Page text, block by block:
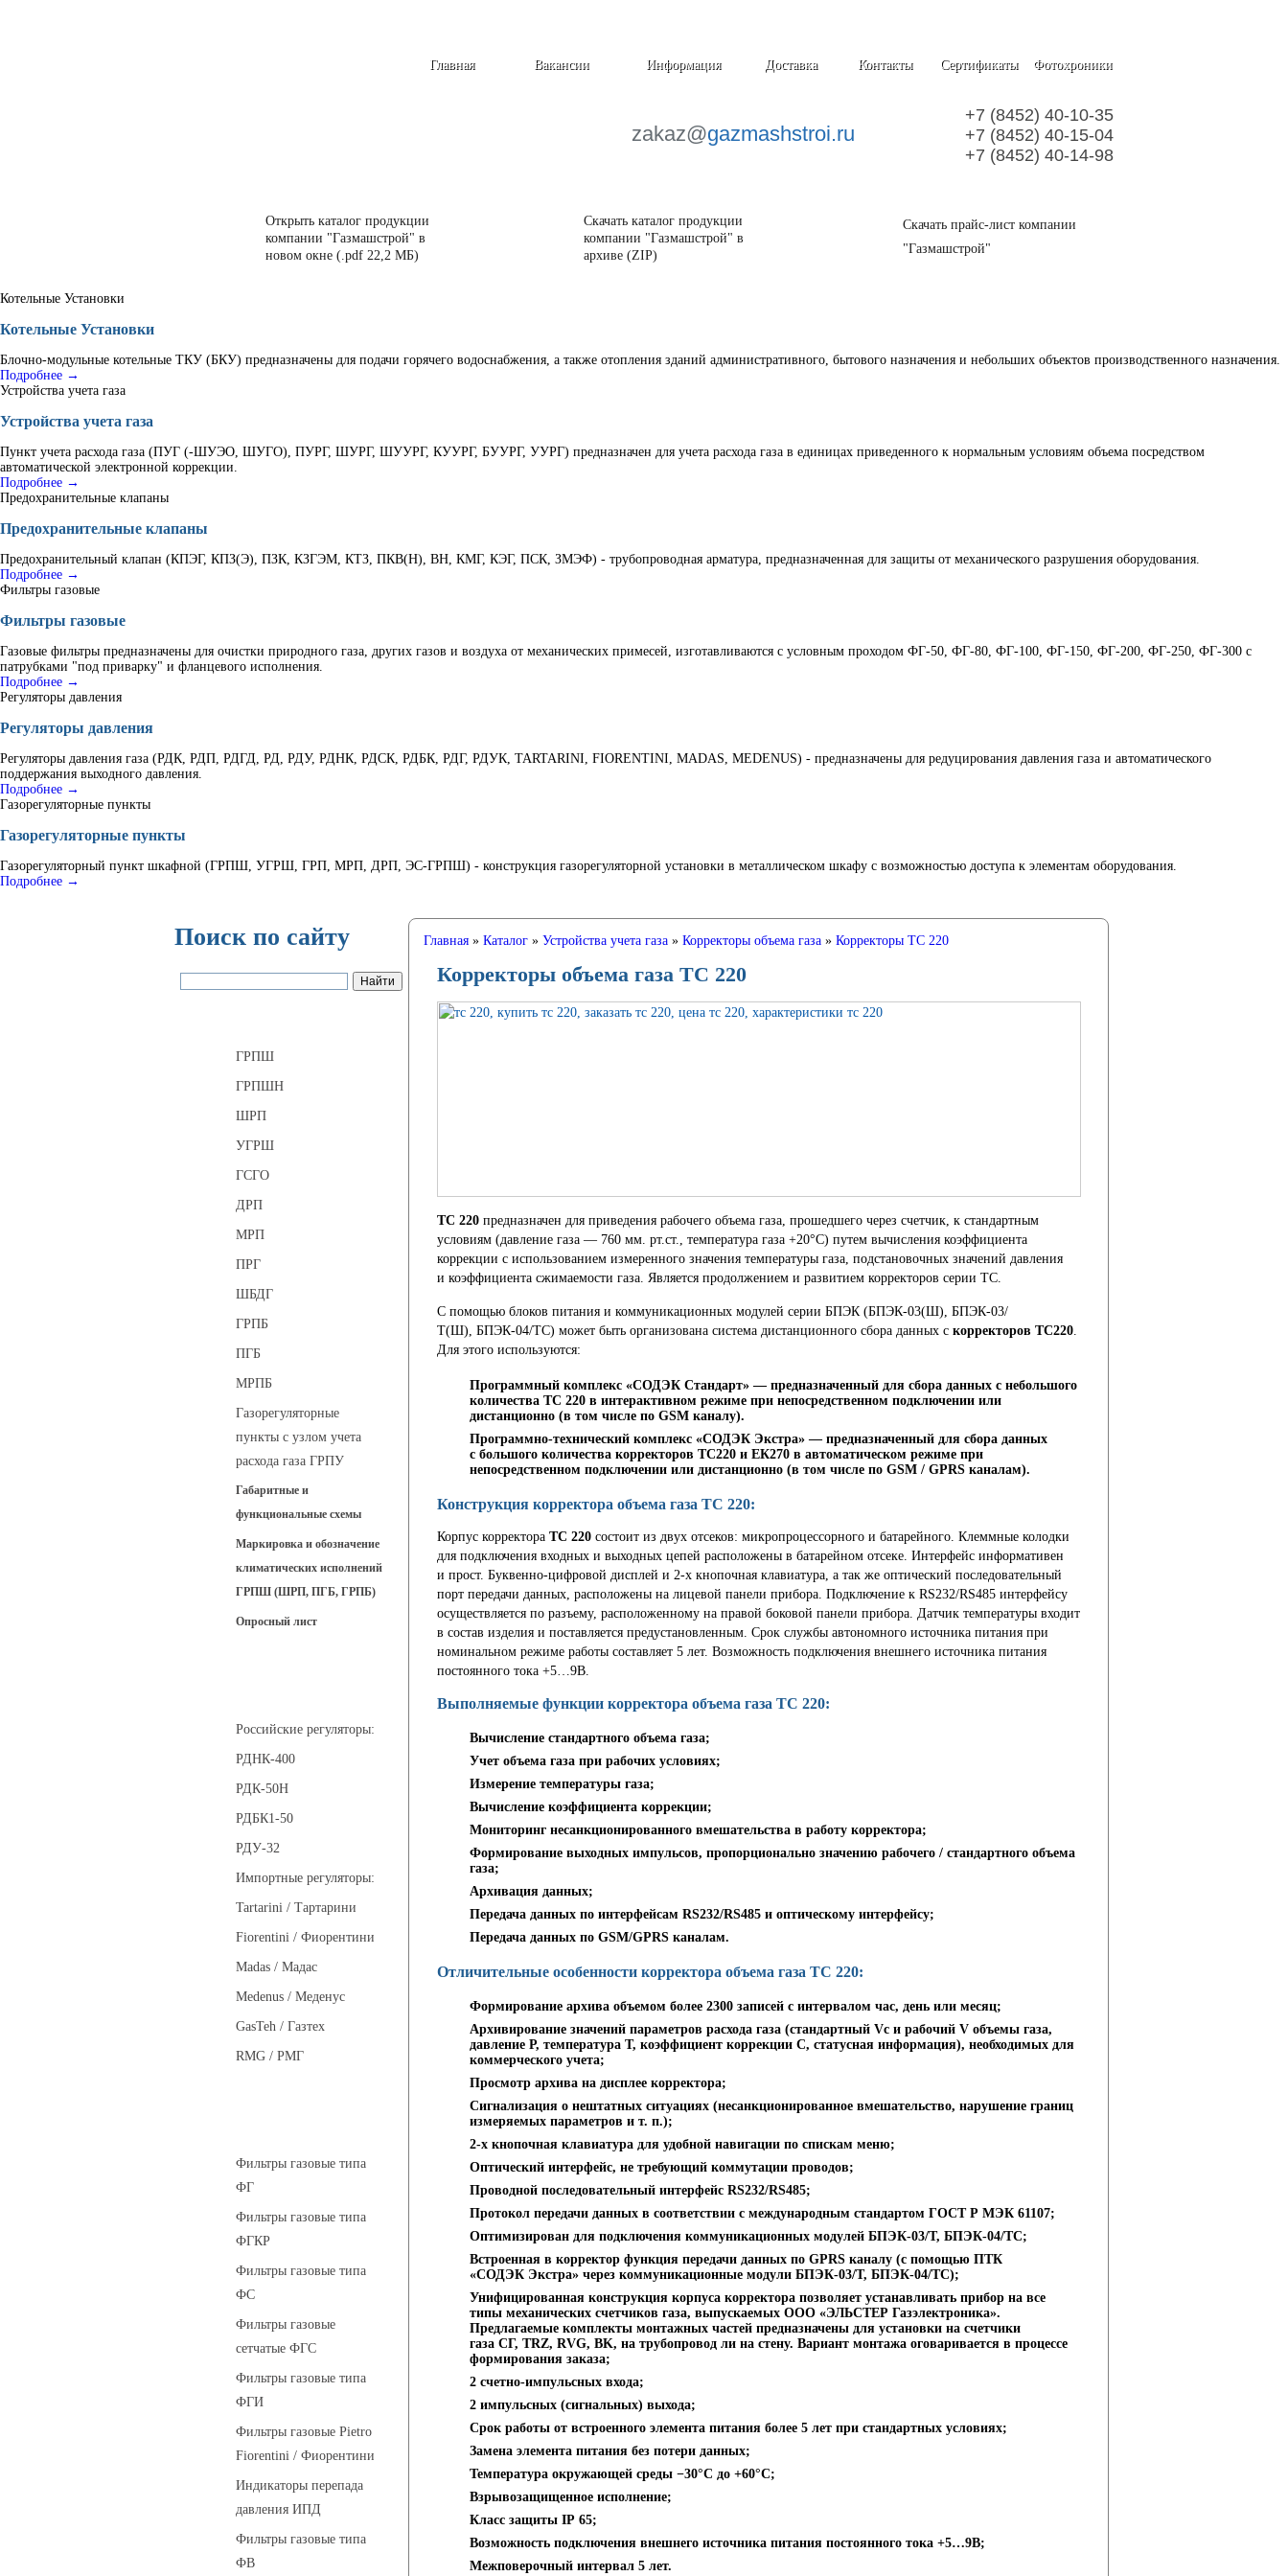
Фотохроники
Сертификаты
Контакты
Доставка
Информация
Вакансии
Главная
zakaz@gazmashstroi.ru
+7 (8452) 40-10-35
+7 (8452) 40-15-04
+7 (8452) 40-14-98
Открыть каталог продукции
компании "Газмашстрой" в
новом окне (.pdf 22,2 МБ)
Скачать каталог продукции
компании "Газмашстрой" в
архиве (ZIP)
Скачать прайс-лист компании
"Газмашстрой"
Котельные Установки
Котельные Установки
Блочно-модульные котельные ТКУ (БКУ) предназначены для подачи горячего водоснабжения, а также отопления зданий административного, бытового назначения и небольших объектов производственного назначения.
Подробнее →
Устройства учета газа
Устройства учета газа
Пункт учета расхода газа (ПУГ (-ШУЭО, ШУГО), ПУРГ, ШУРГ, ШУУРГ, КУУРГ, БУУРГ, УУРГ) предназначен для учета расхода газа в единицах приведенного к нормальным условиям объема посредством
автоматической электронной коррекции.
Подробнее →
Предохранительные клапаны
Предохранительные клапаны
Предохранительный клапан (КПЭГ, КПЗ(Э), ПЗК, КЗГЭМ, КТЗ, ПКВ(Н), ВН, КМГ, КЭГ, ПСК, ЗМЭФ) - трубопроводная арматура, предназначенная для защиты от механического разрушения оборудования.
Подробнее →
Фильтры газовые
Фильтры газовые
Газовые фильтры предназначены для очистки природного газа, других газов и воздуха от механических примесей, изготавливаются с условным проходом ФГ-50, ФГ-80, ФГ-100, ФГ-150, ФГ-200, ФГ-250, ФГ-300 с
патрубками "под приварку" и фланцевого исполнения.
Подробнее →
Регуляторы давления
Регуляторы давления
Регуляторы давления газа (РДК, РДП, РДГД, РД, РДУ, РДНК, РДСК, РДБК, РДГ, РДУК, TARTARINI, FIORENTINI, MADAS, MEDENUS) - предназначены для редуцирования давления газа и автоматического
поддержания выходного давления.
Подробнее →
Газорегуляторные пункты
Газорегуляторные пункты
Газорегуляторный пункт шкафной (ГРПШ, УГРШ, ГРП, МРП, ДРП, ЭС-ГРПШ) - конструкция газорегуляторной установки в металлическом шкафу с возможностью доступа к элементам оборудования.
Подробнее →
Поиск по сайту
ГРПШ
ГРПШН
ШРП
УГРШ
ГСГО
ДРП
МРП
ПРГ
ШБДГ
ГРПБ
ПГБ
МРПБ
Газорегуляторные
пункты с узлом учета
расхода газа ГРПУ
Габаритные и
функциональные схемы
Маркировка и обозначение
климатических исполнений
ГРПШ (ШРП, ПГБ, ГРПБ)
Опросный лист
Российские регуляторы:
РДНК-400
РДК-50Н
РДБК1-50
РДУ-32
Импортные регуляторы:
Tartarini / Тартарини
Fiorentini / Фиорентини
Madas / Мадас
Medenus / Меденус
GasTeh / Газтех
RMG / РМГ
Фильтры газовые типа
ФГ
Фильтры газовые типа
ФГКР
Фильтры газовые типа
ФС
Фильтры газовые
сетчатые ФГС
Фильтры газовые типа
ФГИ
Фильтры газовые Pietro
Fiorentini / Фиорентини
Индикаторы перепада
давления ИПД
Фильтры газовые типа
ФВ
Главная» Каталог» Устройства учета газа» Корректоры объема газа» Корректоры ТС 220
Корректоры объема газа ТС 220
ТС 220предназначен для приведения рабочего объема газа, прошедшего через счетчик, к стандартным
условиям (давление газа — 760 мм. рт.ст., температура газа +20°С) путем вычисления коэффициента
коррекции с использованием измеренного значения температуры газа, подстановочных значений давления
и коэффициента сжимаемости газа. Является продолжением и развитием корректоров серии ТС.
С помощью блоков питания и коммуникационных модулей серии БПЭК (БПЭК-03(Ш), БПЭК-03/
Т(Ш), БПЭК-04/ТС) может быть организована система дистанционного сбора данных с корректоров ТС220.
Для этого используются:
Программный комплекс «СОДЭК Стандарт» — предназначенный для сбора данных с небольшого
количества ТС 220в интерактивном режиме при непосредственном подключении или
дистанционно (в том числе по GSM каналу).
Программно-технический комплекс «СОДЭК Экстра» — предназначенный для сбора данных
с большого количества корректоров ТС220и ЕК270в автоматическом режиме при
непосредственном подключении или дистанционно (в том числе по GSM / GPRS каналам).
Конструкция корректора объема газа ТС 220:
Корпус корректора ТС 220состоит из двух отсеков: микропроцессорного и батарейного. Клеммные колодки
для подключения входных и выходных цепей расположены в батарейном отсеке. Интерфейс информативен
и прост. Буквенно-цифровой дисплей и 2-х кнопочная клавиатура, а так же оптический последовательный
порт передачи данных, расположены на лицевой панели прибора. Подключение к RS232/RS485 интерфейсу
осуществляется по разъему, расположенному на правой боковой панели прибора. Датчик температуры входит
в состав изделия и поставляется предустановленным. Срок службы автономного источника питания при
номинальном режиме работы составляет 5 лет. Возможность подключения внешнего источника питания
постоянного тока +5…9В.
Выполняемые функции корректора объема газа ТС 220:
Вычисление стандартного объема газа;
Учет объема газа при рабочих условиях;
Измерение температуры газа;
Вычисление коэффициента коррекции;
Мониторинг несанкционированного вмешательства в работу корректора;
Формирование выходных импульсов, пропорционально значению рабочего / стандартного объема
газа;
Архивация данных;
Передача данных по интерфейсам RS232/RS485 и оптическому интерфейсу;
Передача данных по GSM/GPRS каналам.
Отличительные особенности корректора объема газа ТС 220:
Формирование архива объемом более 2300 записей с интервалом час, день или месяц;
Архивирование значений параметров расхода газа (стандартный Vс и рабочий V объемы газа,
давление Р, температура Т, коэффициент коррекции С, статусная информация), необходимых для
коммерческого учета;
Просмотр архива на дисплее корректора;
Сигнализация о нештатных ситуациях (несанкционированное вмешательство, нарушение границ
измеряемых параметров и т. п.);
2-х кнопочная клавиатура для удобной навигации по спискам меню;
Оптический интерфейс, не требующий коммутации проводов;
Проводной последовательный интерфейс RS232/RS485;
Протокол передачи данных в соответствии с международным стандартом ГОСТ Р МЭК 61107;
Оптимизирован для подключения коммуникационных модулей БПЭК-03/Т, БПЭК-04/ТС;
Встроенная в корректор функция передачи данных по GPRS каналу (с помощью ПТК
«СОДЭК Экстра» через коммуникационные модули БПЭК-03/Т, БПЭК-04/ТС);
Унифицированная конструкция корпуса корректора позволяет устанавливать прибор на все
типы механических счетчиков газа, выпускаемых ООО «ЭЛЬСТЕР Газэлектроника».
Предлагаемые комплекты монтажных частей предназначены для установки на счетчики
газа СГ, TRZ, RVG, BK, на трубопровод ли на стену. Вариант монтажа оговаривается в процессе
формирования заказа;
2 счетно-импульсных входа;
2 импульсных (сигнальных) выхода;
Cрок работы от встроенного элемента питания более 5 лет при стандартных условиях;
Замена элемента питания без потери данных;
Температура окружающей среды −30°С до +60°С;
Взрывозащищенное исполнение;
Класс защиты IP 65;
Возможность подключения внешнего источника питания постоянного тока +5…9В;
Межповерочный интервал 5 лет.